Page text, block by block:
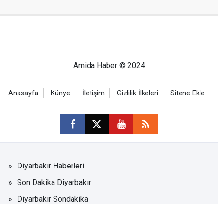
Amida Haber © 2024
Anasayfa Künye İletişim Gizlilik İlkeleri Sitene Ekle
Diyarbakır Haberleri
Son Dakika Diyarbakır
Diyarbakır Sondakika